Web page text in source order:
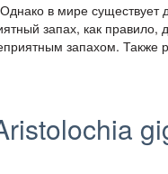
в мире существует
запах, как правило,
запахом. Также